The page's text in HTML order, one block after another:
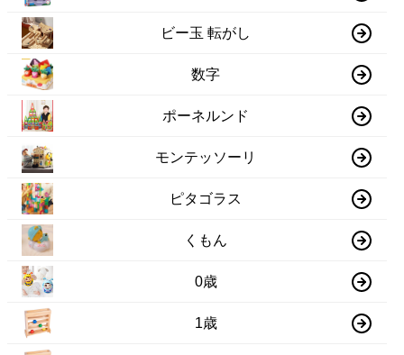
ビー玉 転がし
数字
ポーネルンド
モンテッソーリ
ピタゴラス
くもん
0歳
1歳